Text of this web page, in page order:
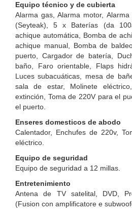
Equipo técnico y de cubierta
Alarma gas, Alarma motor,
(Seyteak), 5 x Baterías (da
achique automática, Bomba de
achique manual, Bomba de
puerto, Cargador de batería,
baño, Faro orientable, Flaps
Luces subacuáticas, mesa de
sala de estar, Molinete
extinción, Toma de 220V para el
el puerto.
Enseres domesticos de abodo
Calentador, Enchufes de 220v,
eléctrico.
Equipo de seguridad
Equipo de seguridad a 12 millas.
Entretenimiento
Antena de TV satelital, DVD,
(Fusion con amplificatore e